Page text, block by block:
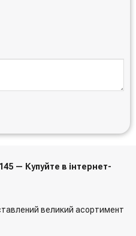
— Купуйте в інтернет-
великий асортимент